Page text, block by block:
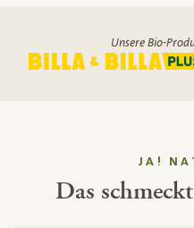
Unsere Bio-
JA!
Das